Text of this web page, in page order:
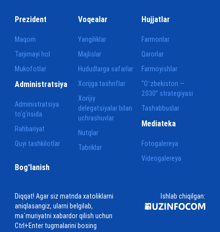
Prezident
Maqom
Tarjimayi hol
Mukofotlar
Voqealar
Yangiliklar
Majlislar
Hududlarga safarlar
Xorijga tashriflar
Xorijiy
delegatsiyalar bilan
uchrashuvlar
Nutqlar
Tabriklar
Hujjatlar
Farmonlar
Qarorlar
Farmoyishlar
“Oʻzbekiston —
2030” strategiyasi
Tashabbuslar
Administratsiya
Administratsiya
to‘g‘risida
Rahbariyat
Quyi tashkilotlar
Mediateka
Fotogalereya
Videogalereya
Bog'lanish
Diqqat! Agar siz matnda xatoliklarni
aniqlasangiz, ularni belgilab,
ma`muriyatni xabardor qilish uchun
Ctrl+Enter tugmalarini bosing
Ishlab chiqilgan: